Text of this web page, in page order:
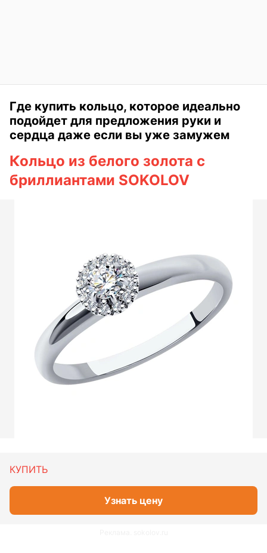
Где купить кольцо, которое идеально
подойдет для предложения руки и
сердца даже если вы уже замужем
Кольцо из белого золота с
бриллиантами SOKOLOV
КУПИТЬ
Узнать цену